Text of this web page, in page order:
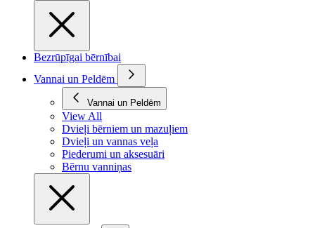
Bezrūpīgai bērnībai
Vannai un Peldēm
Vannai un Peldēm
View All
Dvieļi bērniem un mazuļiem
Dvieļi un vannas veļa
Piederumi un aksesuāri
Bērnu vanniņas